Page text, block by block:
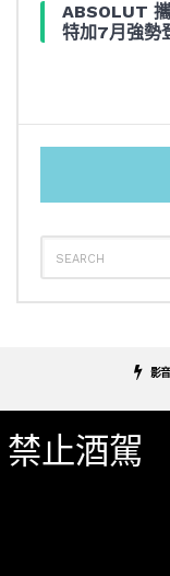
ABSOLUT
特加7月強勢
SEARCH
FOR:
影
關於我們
禁止酒駕